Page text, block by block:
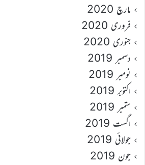
مارچ 2020
فروری 2020
جنوری 2020
دسمبر 2019
نومبر 2019
اکتوبر 2019
ستمبر 2019
اگست 2019
جولائی 2019
جون 2019